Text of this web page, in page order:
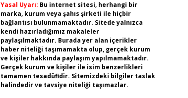
Yasal Uyarı: Bu internet sitesi, herhangi bir
marka, kurum veya şahıs şirketi ile hiçbir
bağlantısı bulunmamaktadır. Sitede yalnızca
kendi hazırladığımız makaleler
paylaşılmaktadır. Burada yer alan içerikler
haber niteliği taşımamakta olup, gerçek kurum
ve kişiler hakkında paylaşım yapılmamaktadır.
Gerçek kurum ve kişiler ile isim benzerlikleri
tamamen tesadüfidir. Sitemizdeki bilgiler taslak
halindedir ve tavsiye niteliği taşımazlar.